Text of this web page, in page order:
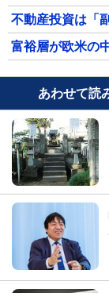
不動産投資は「
富裕層が欧米の
あわせて読